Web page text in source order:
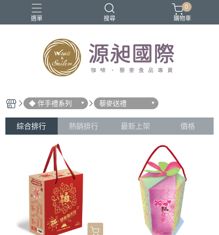
選單 搜尋
咖啡 濾掛咖啡 藜麥 餅乾
0
購物車
◆ 伴手禮系列 藜麥送禮
綜合排行 熱銷排行 最新上架 價格